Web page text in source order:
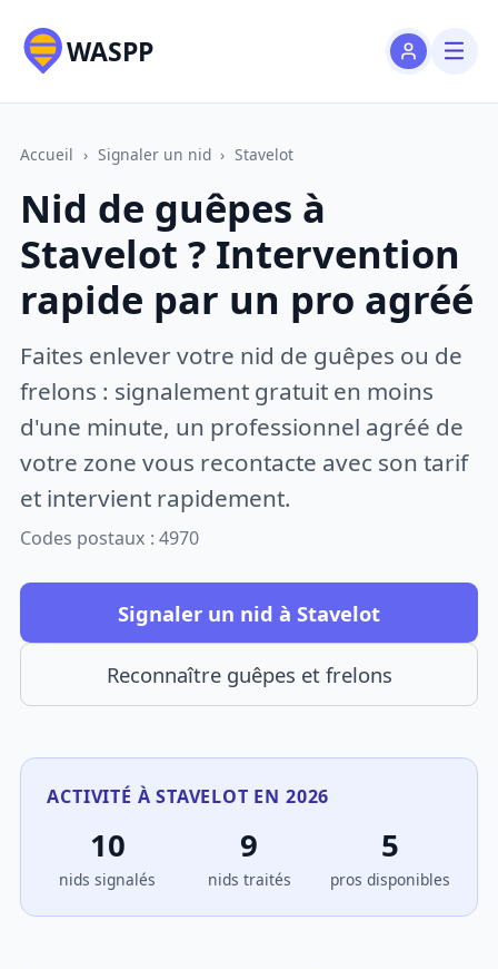
WASPP
Accueil › Signaler un nid › Stavelot
Nid de guêpes à
Stavelot ? Intervention
rapide par un pro agréé
Faites enlever votre nid de guêpes ou de
frelons : signalement gratuit en moins
d'une minute, un professionnel agréé de
votre zone vous recontacte avec son tarif
et intervient rapidement.
Codes postaux : 4970
Signaler un nid à Stavelot
Reconnaître guêpes et frelons
ACTIVITÉ À STAVELOT EN 2026
10
nids signalés
9
nids traités
5
pros disponibles